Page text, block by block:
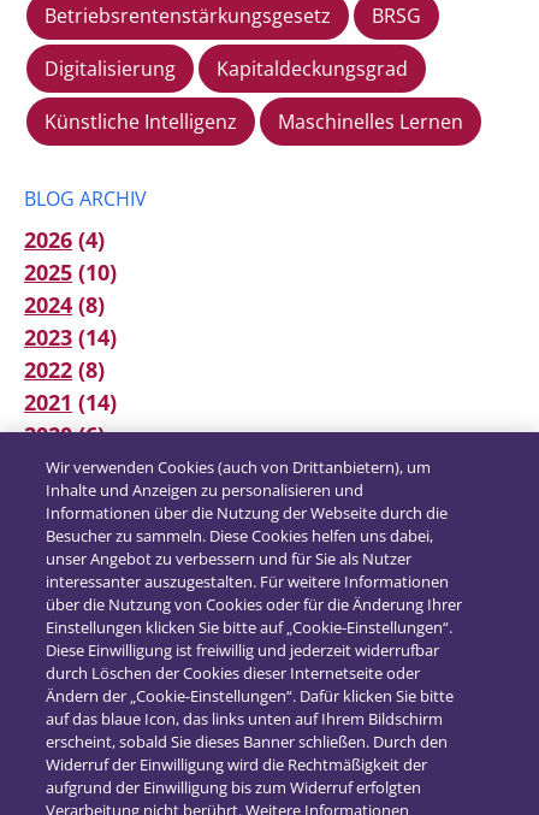
Betriebsrentenstärkungsgesetz
BRSG
Digitalisierung
Kapitaldeckungsgrad
Künstliche Intelligenz
Maschinelles Lernen
BLOG ARCHIV
2026 (4)
2025 (10)
2024 (8)
2023 (14)
2022 (8)
2021 (14)
2020(6)
2019(12)
2018(16)
2017(21)
Wir verwenden Cookies (auch von Drittanbietern), um
Inhalte und Anzeigen zu personalisieren und
Informationen über die Nutzung der Webseite durch die
Besucher zu sammeln. Diese Cookies helfen uns dabei,
unser Angebot zu verbessern und für Sie als Nutzer
interessanter auszugestalten. Für weitere Informationen
über die Nutzung von Cookies oder für die Änderung Ihrer
Einstellungen klicken Sie bitte auf „Cookie-Einstellungen“.
Diese Einwilligung ist freiwillig und jederzeit widerrufbar
durch Löschen der Cookies dieser Internetseite oder
Ändern der „Cookie-Einstellungen“. Dafür klicken Sie bitte
auf das blaue Icon, das links unten auf Ihrem Bildschirm
erscheint, sobald Sie dieses Banner schließen. Durch den
Widerruf der Einwilligung wird die Rechtmäßigkeit der
aufgrund der Einwilligung bis zum Widerruf erfolgten
Verarbeitung nicht berührt. Weitere Informationen